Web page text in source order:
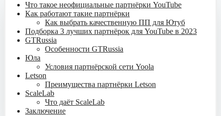
Что такое неофициальные партнёрки YouTube
Как работают такие партнёрки
Как выбрать качественную ПП для Ютуб
Подборка 3 лучших партнёрок для YouTube в 2023
GTRussia
Особенности GTRussia
Юла
Условия партнёрской сети Yoola
Letson
Преимущества партнёрки Letson
ScaleLab
Что даёт ScaleLab
Заключение